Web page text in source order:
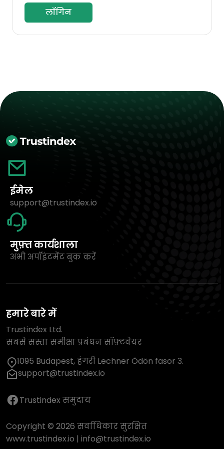
लॉगिन
ईमेल
support@trustindex.io
मुफ़्त कार्यशाला
अभी अपॉइंटमेंट बुक करें
हमारे बारे में
Trustindex Ltd.
सबसे सस्ता समीक्षा प्रबंधन सॉफ़्टवेयर
1095 Budapest, हंगरी Lechner Ödön fasor 3.
support@trustindex.io
Trustindex समुदाय
Copyright © 2026 सर्वाधिकार सुरक्षित
www.trustindex.io | info@trustindex.io